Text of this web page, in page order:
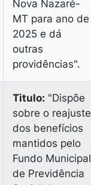
Nova Nazaré-
MT para ano de
2025 е dá
outras
providências".
Titulo: "Dispõe
sobre o reajuste
dos benefícios
mantidos pelo
Fundo Municipal
de Previdência